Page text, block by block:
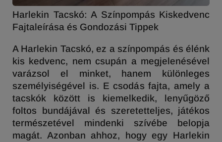
Harlekin Tacskó: A Színpompás Kiskedvenc
Fajtaleírása és Gondozási Tippek
A Harlekin Tacskó, ez a színpompás és élénk
kis kedvenc, nem csupán a megjelenésével
varázsol el minket, hanem különleges
személyiségével is. E csodás fajta, amely a
tacskók között is kiemelkedik, lenyűgöző
foltos bundájával és szeretetteljes, játékos
természetével mindenki szívébe belopja
magát. Azonban ahhoz, hogy egy Harlekin